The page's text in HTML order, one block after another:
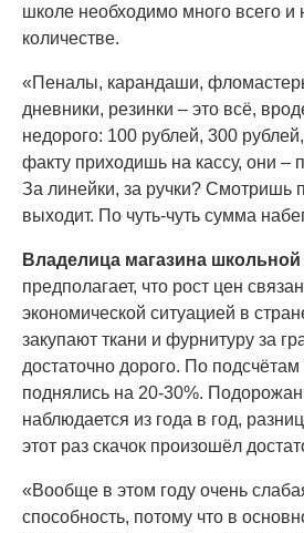
школе необходимо много всего и
количестве.
«Пеналы, карандаши,
дневники, резинки – это всё,
недорого: 100 рублей, 300
факту приходишь на кассу, они –
За линейки, за ручки? Смотришь
выходит. По чуть-чуть сумма
Владелица магазина
предполагает, что рост цен
экономической ситуацией в
закупают ткани и фурнитуру за
достаточно дорого. По
поднялись на 20-30%.
наблюдается из года в год,
этот раз скачок произошёл
«Вообще в этом году очень
способность, потому что в